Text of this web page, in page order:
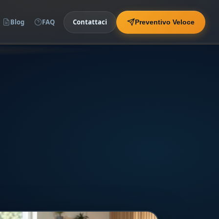
Blog FAQ Contattaci Preventivo Veloce